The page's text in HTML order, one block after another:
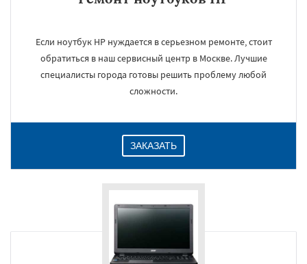
Если ноутбук HP нуждается в серьезном ремонте, стоит
обратиться в наш сервисный центр в Москве. Лучшие
специалисты города готовы решить проблему любой
сложности.
ЗАКАЗАТЬ